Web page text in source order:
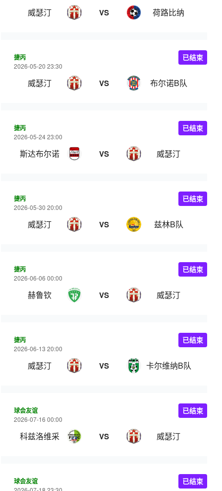
威瑟汀 VS 荷路比纳
捷丙
2026-05-20 23:30
威瑟汀 VS 布尔诺B队
已结束
捷丙
2026-05-24 23:00
斯达布尔诺 VS 威瑟汀
已结束
捷丙
2026-05-30 20:00
威瑟汀 VS 兹林B队
已结束
捷丙
2026-06-06 00:00
赫鲁钦 VS 威瑟汀
已结束
捷丙
2026-06-13 20:00
威瑟汀 VS 卡尔维纳B队
已结束
球会友谊
2026-07-16 00:00
科兹洛维采 VS 威瑟汀
已结束
球会友谊 已结束